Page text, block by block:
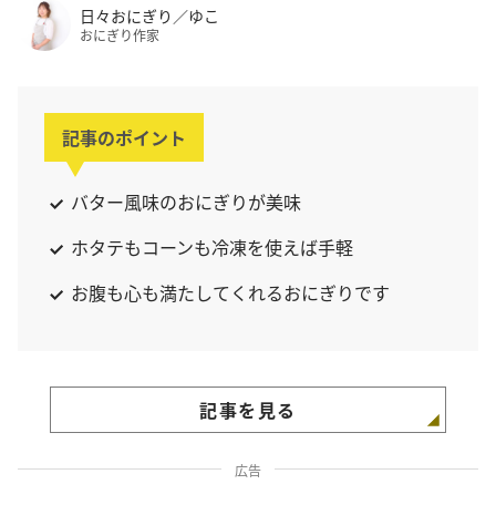
日々おにぎり／ゆこ
おにぎり作家
記事のポイント
バター風味のおにぎりが美味
ホタテもコーンも冷凍を使えば手軽
お腹も心も満たしてくれるおにぎりです
記事を見る
広告